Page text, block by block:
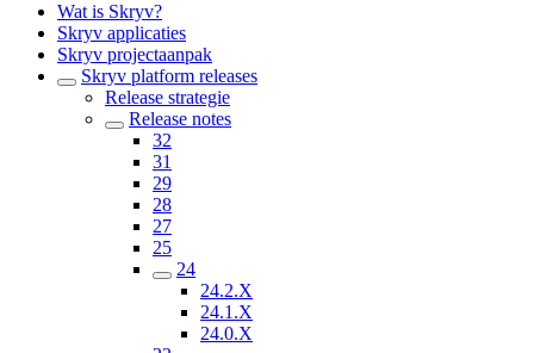
Wat is Skryv?
Skryv applicaties
Skryv projectaanpak
Skryv platform releases
Release strategie
Release notes
32
31
29
28
27
25
24
24.2.X
24.1.X
24.0.X